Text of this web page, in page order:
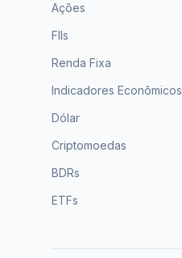
Ações
FIIs
Renda Fixa
Indicadores Econômicos
Dólar
Criptomoedas
BDRs
ETFs